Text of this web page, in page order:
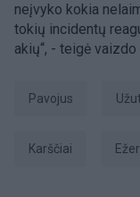
neįvyko kokia
tokių incidentų
akių“, - teigė
pavojus
karščiai